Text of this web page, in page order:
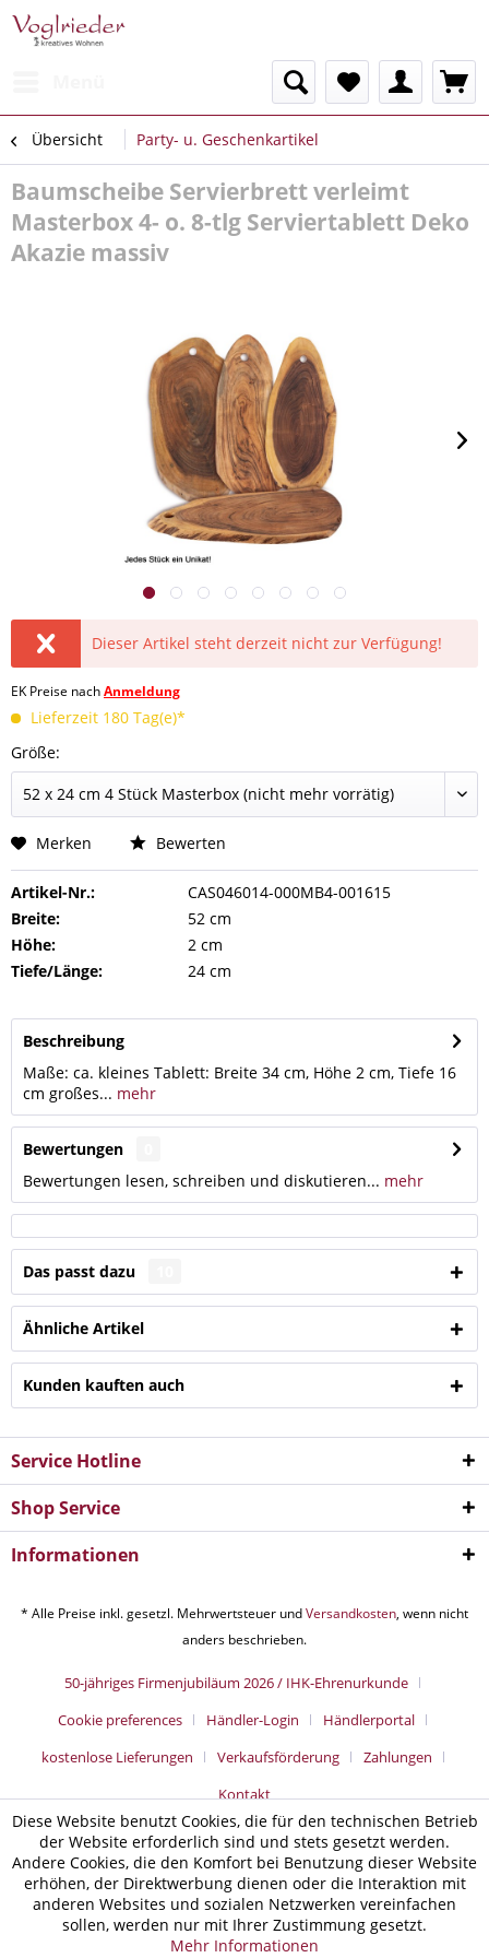
Übersicht Party- u. Geschenkartikel
Baumscheibe Servierbrett verleimt
Masterbox 4- o. 8-tlg Serviertablett Deko
Akazie massiv
Dieser Artikel steht derzeit nicht zur Verfügung!
EK Preise nachAnmeldung
Lieferzeit 180 Tag(e)*
Größe:
Merken Bewerten
Artikel-Nr.:
CAS046014-000MB4-001615
Breite:
52 cm
Höhe:
2 cm
Tiefe/Länge:
24 cm
Beschreibung
Maße: ca. kleines Tablett: Breite 34 cm, Höhe 2 cm, Tiefe 16
cm großes... mehr
Bewertungen
Bewertungen lesen, schreiben und diskutieren... mehr
Das passt dazu
Ähnliche Artikel
Kunden kauften auch
Service Hotline
Shop Service
Informationen
* Alle Preise inkl. gesetzl. Mehrwertsteuer undVersandkosten, wenn nicht
anders beschrieben.
50-jähriges Firmenjubiläum 2026 / IHK-Ehrenurkunde
Cookie preferences
Händler-Login
Händlerportal
kostenlose Lieferungen
Verkaufsförderung
Zahlungen
Kontakt
Diese Website benutzt Cookies, die für den technischen Betrieb
der Website erforderlich sind und stets gesetzt werden.
Andere Cookies, die den Komfort bei Benutzung dieser Website
erhöhen, der Direktwerbung dienen oder die Interaktion mit
anderen Websites und sozialen Netzwerken vereinfachen
sollen, werden nur mit Ihrer Zustimmung gesetzt.
Mehr Informationen